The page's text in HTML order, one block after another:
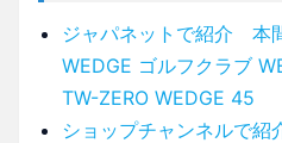
ジャパネットで紹介 本
WEDGE ゴルフクラブ
TW-ZERO WEDGE 45
ショップチャンネルで